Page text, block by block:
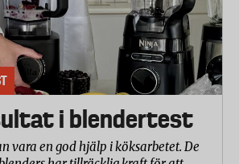
i blendertest
vara en god hjälp i köksarbetet. De